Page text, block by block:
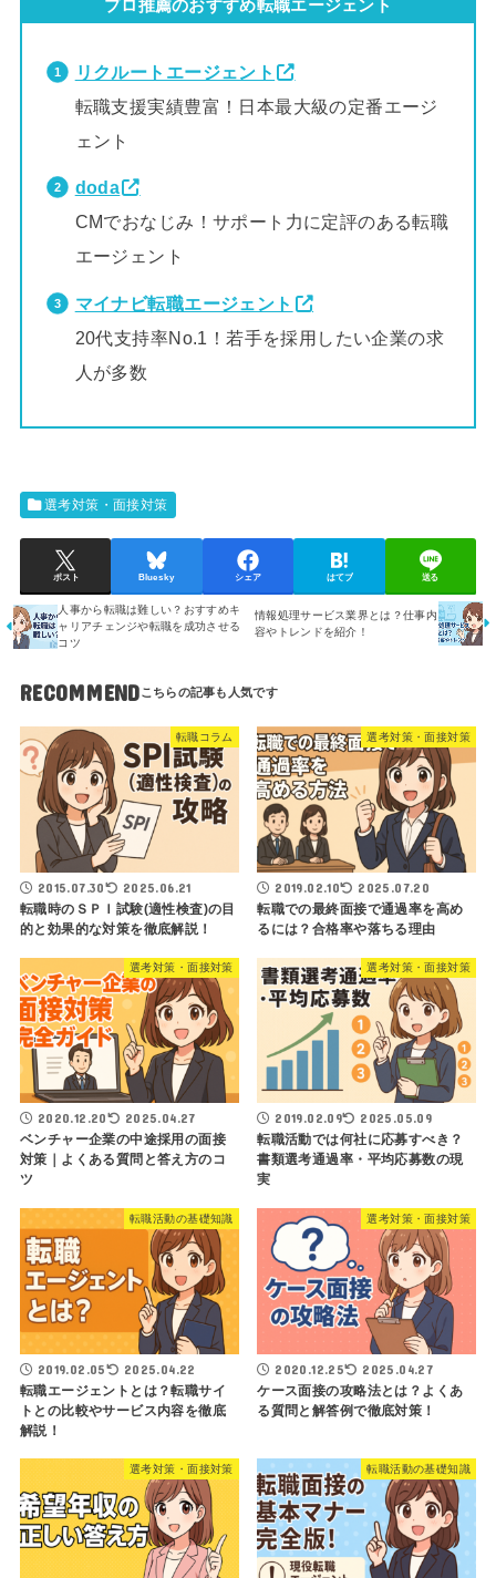
プロ推薦のおすすめ転職エージェント
リクルートエージェント
転職支援実績豊富！日本最大級の定番エージ
ェント
doda
CMでおなじみ！サポート力に定評のある転職
エージェント
マイナビ転職エージェント
20代支持率No.1！若手を採用したい企業の求
人が多数
選考対策・面接対策
ポスト Bluesky シェア はてブ 送る
人事から転職は難しい？おすすめキ
ャリアチェンジや転職を成功させる
コツ
情報処理サービス業界とは？仕事内
容やトレンドを紹介！
RECOMMEND
転職コラム
2015.07.30 2025.06.21
転職時のＳＰＩ試験(適性検査)の目
的と効果的な対策を徹底解説！
選考対策・面接対策
2019.02.10 2025.07.20
転職での最終面接で通過率を高め
るには？合格率や落ちる理由
選考対策・面接対策
2020.12.20 2025.04.27
ベンチャー企業の中途採用の面接
対策｜よくある質問と答え方のコ
ツ
選考対策・面接対策
2019.02.09 2025.05.09
転職活動では何社に応募すべき？
書類選考通過率・平均応募数の現
実
転職活動の基礎知識
2019.02.05 2025.04.22
転職エージェントとは？転職サイ
トとの比較やサービス内容を徹底
解説！
選考対策・面接対策
2020.12.25 2025.04.27
ケース面接の攻略法とは？よくあ
る質問と解答例で徹底対策！
選考対策・面接対策 転職活動の基礎知識